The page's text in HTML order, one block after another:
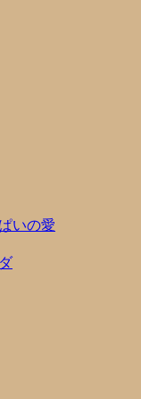
いの愛